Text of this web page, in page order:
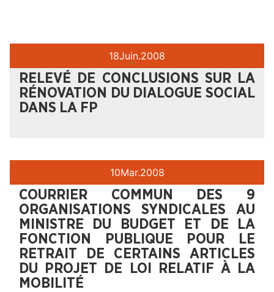
18Juin.2008
RELEVÉ DE CONCLUSIONS SUR LA
RÉNOVATION DU DIALOGUE SOCIAL
DANS LA FP
10Mar.2008
COURRIER COMMUN DES 9
ORGANISATIONS SYNDICALES AU
MINISTRE DU BUDGET ET DE LA
FONCTION PUBLIQUE POUR LE
RETRAIT DE CERTAINS ARTICLES
DU PROJET DE LOI RELATIF À LA
MOBILITÉ